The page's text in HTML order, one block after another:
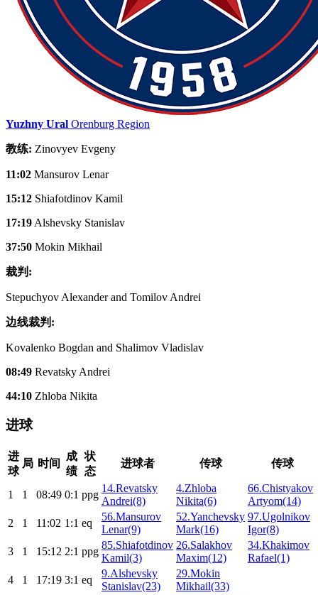
Yuzhny Ural Orenburg Region
教练: Zinovyev Evgeny
11:02 Mansurov Lenar
15:12 Shiafotdinov Kamil
17:19 Alshevsky Stanislav
37:50 Mokin Mikhail
裁判:
Stepuchyov Alexander and Tomilov Andrei
边线裁判:
Kovalenko Bogdan and Shalimov Vladislav
08:49 Revatsky Andrei
44:10 Zhloba Nikita
进球
进
球
局 时间
成
绩
状
态
进球者 传球 传球
1 1 08:49 0:1 ppg
14.Revatsky
Andrei(8)
4.Zhloba
Nikita(6)
66.Chistyakov
Artyom(14)
2
1 11:02 1:1 eq
56.Mansurov
Lenar(9)
52.Yanchevsky
Mark(16)
97.Ugolnikov
Igor(8)
3
1 15:12 2:1 ppg
85.Shiafotdinov
Kamil(3)
26.Salakhov
Maxim(12)
34.Khakimov
Rafael(1)
4
1 17:19 3:1 eq
9.Alshevsky
Stanislav(23)
29.Mokin
Mikhail(33)